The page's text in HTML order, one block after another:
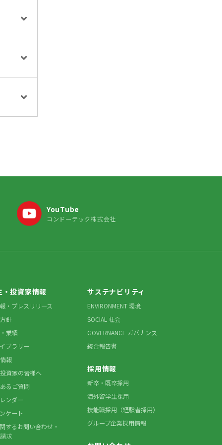
YouTube
コンドーテック株式会社
・投資家情報
・プレスリリース
針
業績
ブラリー
報
資家の皆様へ
るご質問
ンダー
ケート
するお問い合わせ・
求
サステナビリティ
ENVIRONMENT 環境
SOCIAL 社会
GOVERNANCE ガバナンス
統合報告書
採用情報
新卒・既卒採用
海外留学生採用
技能職採用（経験者採用）
グループ企業採用情報